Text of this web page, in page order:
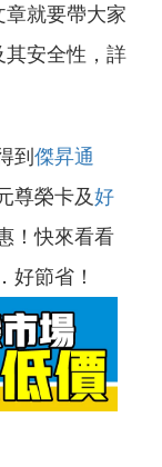
就要帶大家
安全性， 詳
到 傑昇通
尊榮卡及好
！快來看看
好節省！